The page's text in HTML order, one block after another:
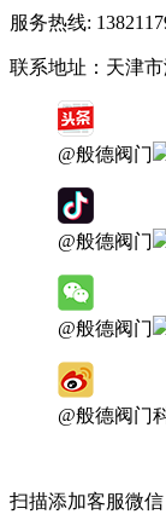
服务热线:
联系地址：天津
@般德阀门
@般德阀门
@般德阀门
@般德阀门
扫描添加客服微信